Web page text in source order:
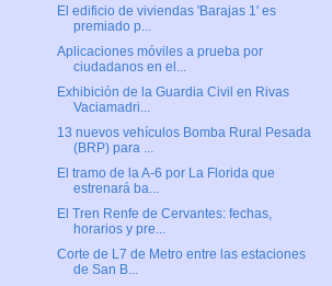
El edificio de viviendas 'Barajas 1' es
premiado p...
Aplicaciones móviles a prueba por
ciudadanos en el...
Exhibición de la Guardia Civil en Rivas
Vaciamadri...
13 nuevos vehículos Bomba Rural Pesada
(BRP) para ...
El tramo de la A-6 por La Florida que
estrenará ba...
El Tren Renfe de Cervantes: fechas,
horarios y pre...
Corte de L7 de Metro entre las estaciones
de San B...